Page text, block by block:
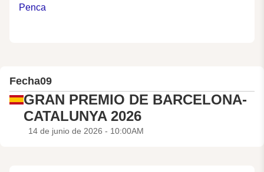
Penca
Fecha09
GRAN PREMIO DE BARCELONA-
CATALUNYA 2026
14 de junio de 2026 - 10:00AM